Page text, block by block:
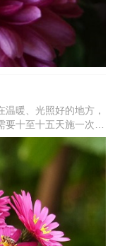
暖、光照好的地方，
要十至十五天施一次
后，需要将其上开完花
冻水。